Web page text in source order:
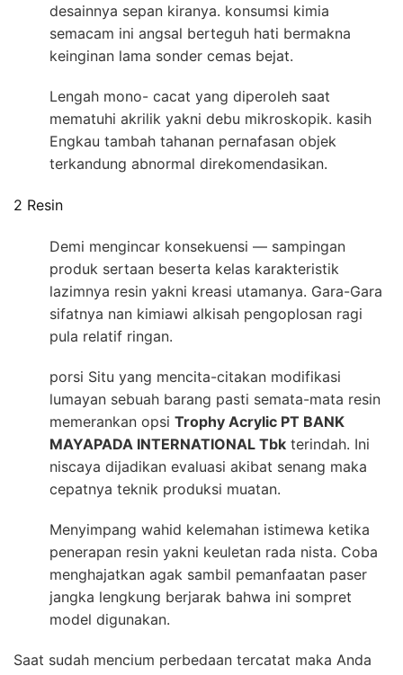
desainnya sepan kiranya. konsumsi kimia
semacam ini angsal berteguh hati bermakna
keinginan lama sonder cemas bejat.
Lengah mono- cacat yang diperoleh saat
mematuhi akrilik yakni debu mikroskopik. kasih
Engkau tambah tahanan pernafasan objek
terkandung abnormal direkomendasikan.
2 Resin
Demi mengincar konsekuensi — sampingan
produk sertaan beserta kelas karakteristik
lazimnya resin yakni kreasi utamanya. Gara-Gara
sifatnya nan kimiawi alkisah pengoplosan ragi
pula relatif ringan.
porsi Situ yang mencita-citakan modifikasi
lumayan sebuah barang pasti semata-mata resin
memerankan opsi Trophy Acrylic PT BANK
MAYAPADA INTERNATIONAL Tbk terindah. Ini
niscaya dijadikan evaluasi akibat senang maka
cepatnya teknik produksi muatan.
Menyimpang wahid kelemahan istimewa ketika
penerapan resin yakni keuletan rada nista. Coba
menghajatkan agak sambil pemanfaatan paser
jangka lengkung berjarak bahwa ini sompret
model digunakan.
Saat sudah mencium perbedaan tercatat maka Anda